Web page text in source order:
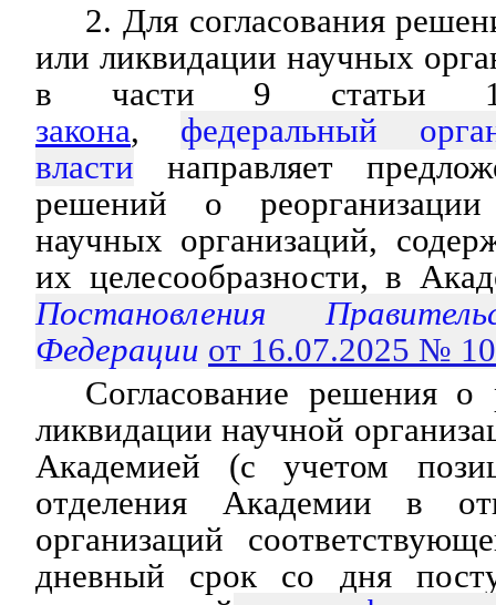
2. Для согласования
или ликвидации научных
в части 9
закона, федеральный
власти направляет
решений о
научных организаций,
их целесообразности, в
Постановления
Федерации от 16.07.2025 №
Согласование решения о
ликвидации научной
Академией (с учетом
отделения Академии в
организаций
дневный срок со дня